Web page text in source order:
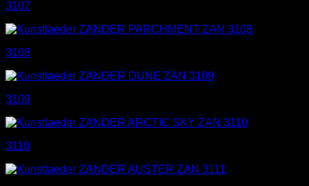
3107
3108
3109
3110